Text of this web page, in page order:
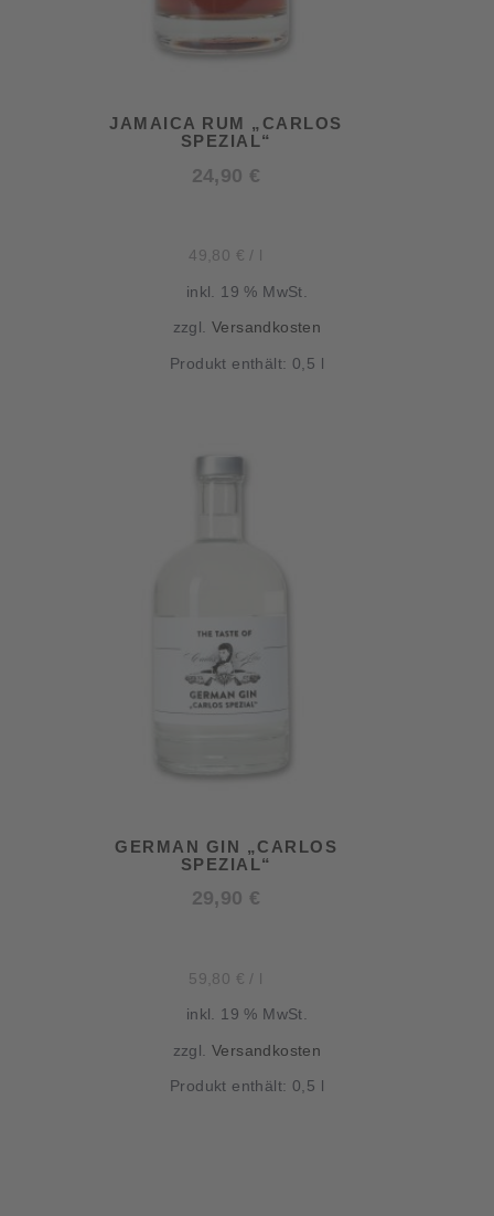
JAMAICA RUM „CARLOS
SPEZIAL“
24,90 €
49,80 € /
inkl. 19 % MwSt.
zzgl.Versandkosten
Produkt enthält: 0,5
GERMAN GIN „CARLOS
SPEZIAL“
29,90 €
59,80 € /
inkl. 19 % MwSt.
zzgl.Versandkosten
Produkt enthält: 0,5